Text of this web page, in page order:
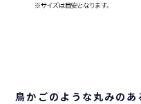
鳥かごのような丸みの